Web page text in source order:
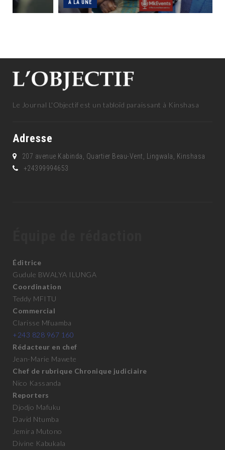
Le Journal L'Objectif est un tabloïd paraissant à Kinshasa
Adresse
207 avenue Kabinda, Quartier Beau-Vent, Lingwala, Kinshasa
+24399994653
Éditrice
Gudule BWALYA ILUNGA
Coordination
Teddy MFITU
Commercial
Clarisse Mfuamba
+243 828 967 160
Rédacteur en chef
Jean-Marie Mawete
Chef de rubrique Chronique judiciaire
Nico Kassanda
Reporters
Djodjo Mafuku
David Ntumba
Jemira Mutono
Divine Kabukala